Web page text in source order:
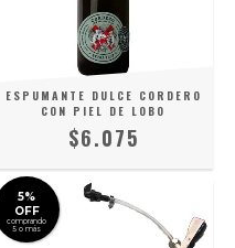
ESPUMANTE DULCE CORDERO
CON PIEL DE LOBO
$6.075
5%
OFF
comprando
5 o más